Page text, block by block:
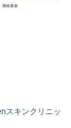
スキンクリニッ